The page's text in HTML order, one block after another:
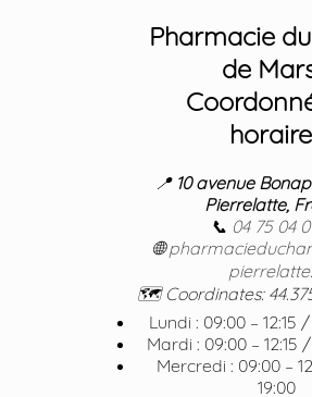
Pharmacie
de
📍 10 avenue
Pierrelatte,
📞 04 75 04
🌐
🗺️ Coordinates:
Lundi : 09:00 – 12:15 /
Mardi : 09:00 – 12:15 /
Mercredi : 09:00 –
19:00